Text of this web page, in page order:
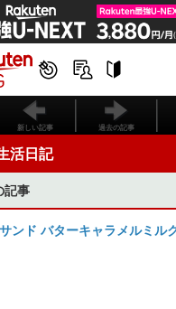
新しい記事 過去の記事
活日記
記事
ンド バターキャラメルミル